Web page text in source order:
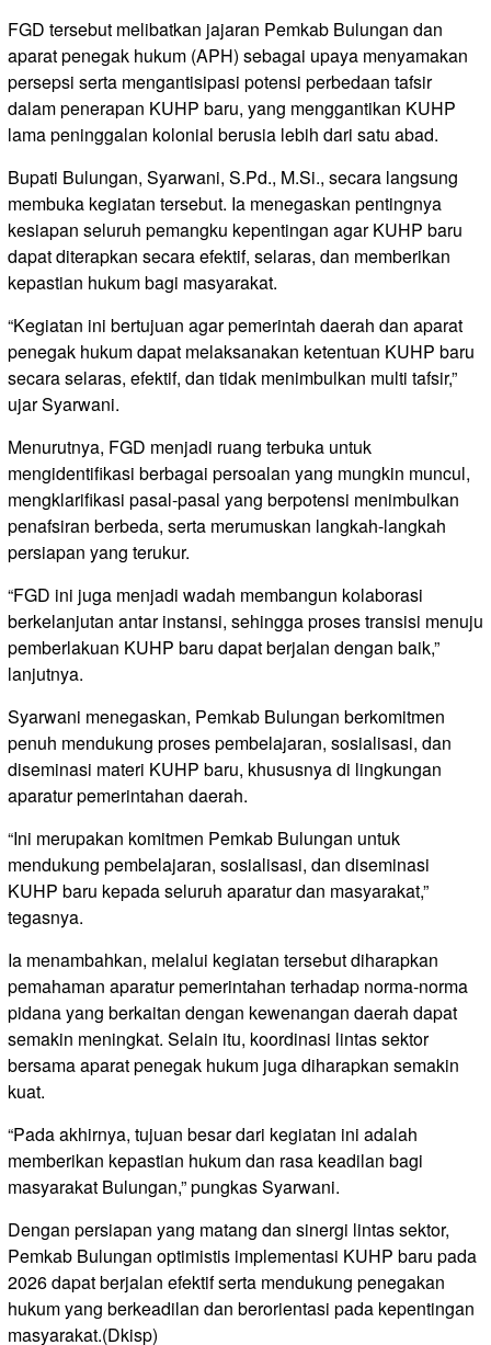
FGD tersebut melibatkan jajaran Pemkab Bulungan dan
aparat penegak hukum (APH) sebagai upaya menyamakan
persepsi serta mengantisipasi potensi perbedaan tafsir
dalam penerapan KUHP baru, yang menggantikan KUHP
lama peninggalan kolonial berusia lebih dari satu abad.
Bupati Bulungan, Syarwani, S.Pd., M.Si., secara langsung
membuka kegiatan tersebut. Ia menegaskan pentingnya
kesiapan seluruh pemangku kepentingan agar KUHP baru
dapat diterapkan secara efektif, selaras, dan memberikan
kepastian hukum bagi masyarakat.
“Kegiatan ini bertujuan agar pemerintah daerah dan aparat
penegak hukum dapat melaksanakan ketentuan KUHP baru
secara selaras, efektif, dan tidak menimbulkan multi tafsir,”
ujar Syarwani.
Menurutnya, FGD menjadi ruang terbuka untuk
mengidentifikasi berbagai persoalan yang mungkin muncul,
mengklarifikasi pasal-pasal yang berpotensi menimbulkan
penafsiran berbeda, serta merumuskan langkah-langkah
persiapan yang terukur.
“FGD ini juga menjadi wadah membangun kolaborasi
berkelanjutan antar instansi, sehingga proses transisi menuju
pemberlakuan KUHP baru dapat berjalan dengan baik,”
lanjutnya.
Syarwani menegaskan, Pemkab Bulungan berkomitmen
penuh mendukung proses pembelajaran, sosialisasi, dan
diseminasi materi KUHP baru, khususnya di lingkungan
aparatur pemerintahan daerah.
“Ini merupakan komitmen Pemkab Bulungan untuk
mendukung pembelajaran, sosialisasi, dan diseminasi
KUHP baru kepada seluruh aparatur dan masyarakat,”
tegasnya.
Ia menambahkan, melalui kegiatan tersebut diharapkan
pemahaman aparatur pemerintahan terhadap norma-norma
pidana yang berkaitan dengan kewenangan daerah dapat
semakin meningkat. Selain itu, koordinasi lintas sektor
bersama aparat penegak hukum juga diharapkan semakin
kuat.
“Pada akhirnya, tujuan besar dari kegiatan ini adalah
memberikan kepastian hukum dan rasa keadilan bagi
masyarakat Bulungan,” pungkas Syarwani.
Dengan persiapan yang matang dan sinergi lintas sektor,
Pemkab Bulungan optimistis implementasi KUHP baru pada
2026 dapat berjalan efektif serta mendukung penegakan
hukum yang berkeadilan dan berorientasi pada kepentingan
masyarakat.(Dkisp)